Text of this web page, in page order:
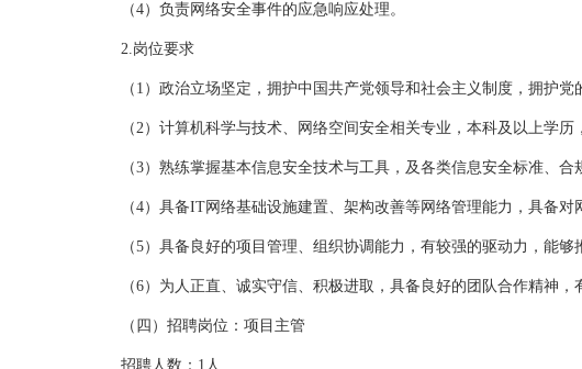
（4）负责网络安全事件的应急响应处理。
2.岗位要求
（1）政治立场坚定，拥护中国共产党领导和社会主义制度，拥护党
（2）计算机科学与技术、网络空间安全相关专业，本科及以上学历
（3）熟练掌握基本信息安全技术与工具，及各类信息安全标准、合
（4）具备IT网络基础设施建置、架构改善等网络管理能力，具备对
（5）具备良好的项目管理、组织协调能力，有较强的驱动力，能够
（6）为人正直、诚实守信、积极进取，具备良好的团队合作精神，
（四）招聘岗位：项目主管
招聘人数：1人